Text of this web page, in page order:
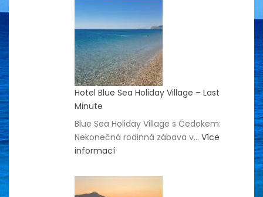
Hotel Blue Sea Holiday Village – Last
Minute
Blue Sea Holiday Village s Čedokem:
Nekonečná rodinná zábava v… Více
informací:
Blue
Sea